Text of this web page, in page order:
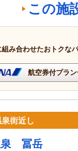
この施
み合わせたおトクな
航空券付プラ
街近し
泉 冨岳